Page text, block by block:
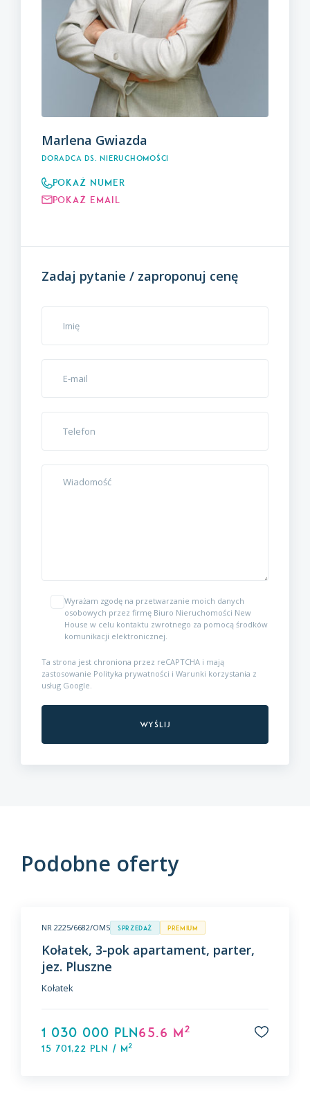
Marlena Gwiazda
Doradca ds. nieruchomości
Pokaż numer
Pokaż email
Zadaj pytanie / zaproponuj cenę
Wyrażam zgodę na przetwarzanie moich danych
osobowych przez firmę Biuro Nieruchomości New
House w celu kontaktu zwrotnego za pomocą środków
komunikacji elektronicznej.
Ta strona jest chroniona przez reCAPTCHA i mają
zastosowanie Polityka prywatności i Warunki korzystania z
usług Google.
Podobne oferty
NR 2225/6682/OMS Sprzedaż premium
Kołatek, 3-pok apartament, parter,
jez. Pluszne
Kołatek
1 030 000 PLN
15 701,22 PLN / m2
65.6 m2